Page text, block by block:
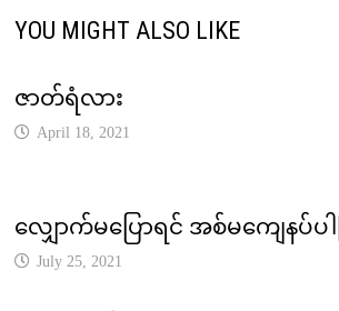
YOU MIGHT ALSO LIKE
ဇာတ်ရံလား
April 18, 2021
လျှောက်မပြောရင် အစ်မကျေနပ်ပါ
July 25, 2021